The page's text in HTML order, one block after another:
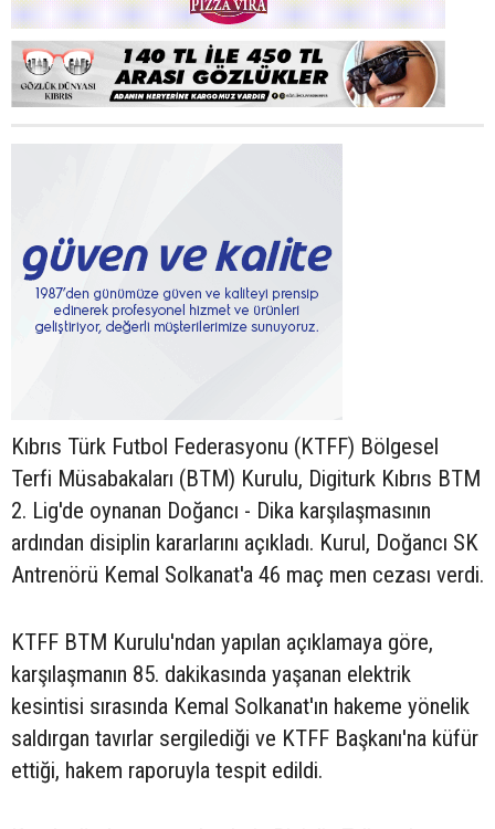
Kıbrıs Türk Futbol Federasyonu (KTFF) Bölgesel
Terfi Müsabakaları (BTM) Kurulu, Digiturk Kıbrıs BTM
2. Lig'de oynanan Doğancı - Dika karşılaşmasının
ardından disiplin kararlarını açıkladı. Kurul, Doğancı SK
Antrenörü Kemal Solkanat'a 46 maç men cezası verdi.
KTFF BTM Kurulu'ndan yapılan açıklamaya göre,
karşılaşmanın 85. dakikasında yaşanan elektrik
kesintisi sırasında Kemal Solkanat'ın hakeme yönelik
saldırgan tavırlar sergilediği ve KTFF Başkanı'na küfür
ettiği, hakem raporuyla tespit edildi.